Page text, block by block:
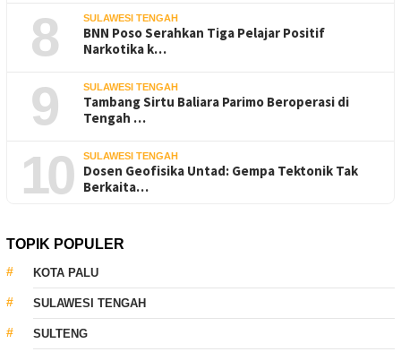
8 SULAWESI TENGAH
BNN Poso Serahkan Tiga Pelajar Positif
Narkotika k…
9 SULAWESI TENGAH
Tambang Sirtu Baliara Parimo Beroperasi di
Tengah …
10 SULAWESI TENGAH
Dosen Geofisika Untad: Gempa Tektonik Tak
Berkaita…
TOPIK POPULER
KOTA PALU
SULAWESI TENGAH
SULTENG